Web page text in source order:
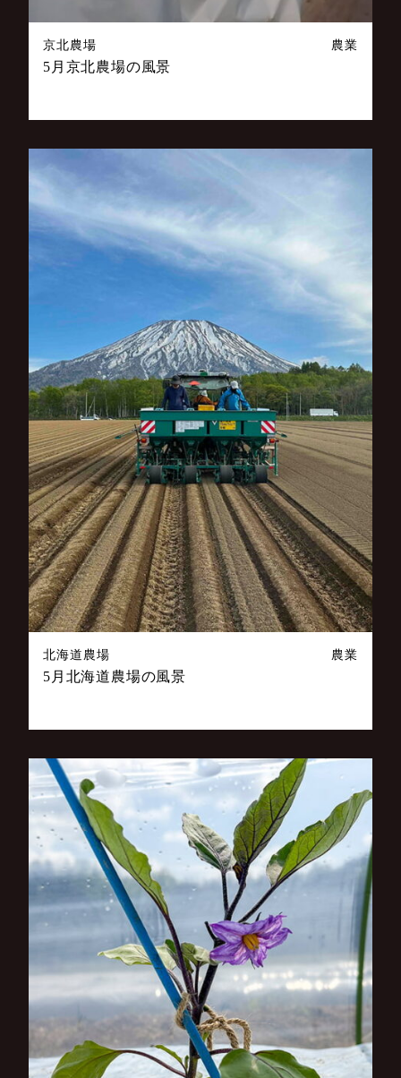
京北農場 農業
5月京北農場の風景
北海道農場 農業
5月北海道農場の風景